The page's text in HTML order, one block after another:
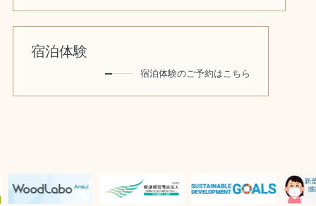
宿泊体験
宿泊体験のご予約はこちら